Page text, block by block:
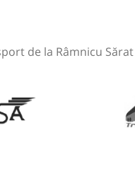
de la Râmnicu